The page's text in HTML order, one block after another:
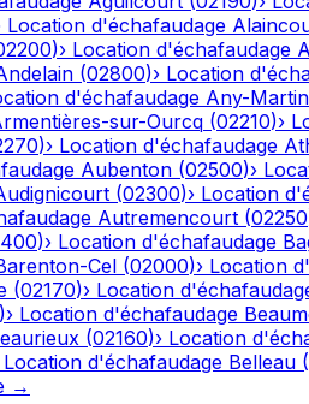
Location d'échafaudage
)› Location d'échafaudage
(02800)› Location
d'échafaudage Any-
sur-Ourcq (02210)›
)› Location d'échafaudage
Aubenton (02500)›
(02300)› Location
Autremencourt (02250
)› Location d'échafaudage
Cel (02000)› Location
(02170)› Location
)› Location d'échafaudage
(02160)› Location
Location d'échafaudage Belleau (
→